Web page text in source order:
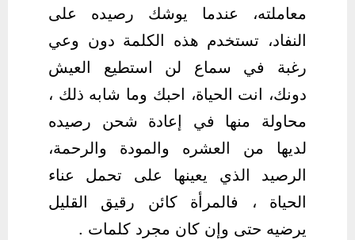
معاملته، عندما يوشك رصيده على
النفاد، تستخدم هذه الكلمة دون وعي
رغبة في سماع لن استطيع العيش
دونك، انت الحياة، احبك وما شابه ذلك ،
محاولة منها في إعادة شحن رصيده
لديها من العشره والمودة والرحمة،
الرصيد الذي يعينها على تحمل عناء
الحياة ، فالمرأة كائن رقيق القليل
يرضيه حتى وإن كان مجرد كلمات .